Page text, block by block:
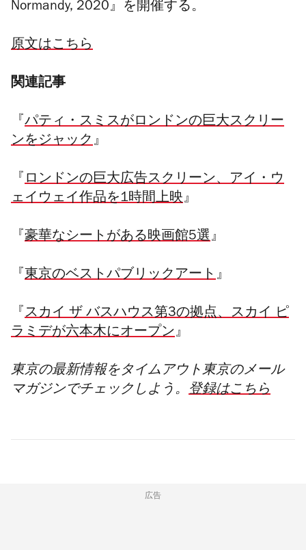
Normandy, 2020』を開催する。
原文はこちら
関連記事
『 パティ・スミスがロンドンの巨大スクリー
ンをジャック』
『 ロンドンの巨大広告スクリーン、アイ・ウ
ェイウェイ作品を1時間上映』
『 豪華なシートがある映画館5選』
『 東京のベストパブリックアート』
『 スカイ ザ バスハウス第3の拠点、スカイ ピ
ラミデが六本木にオープン』
東京の最新情報をタイムアウト東京のメール
マガジンでチェックしよう。 登録はこちら
広告